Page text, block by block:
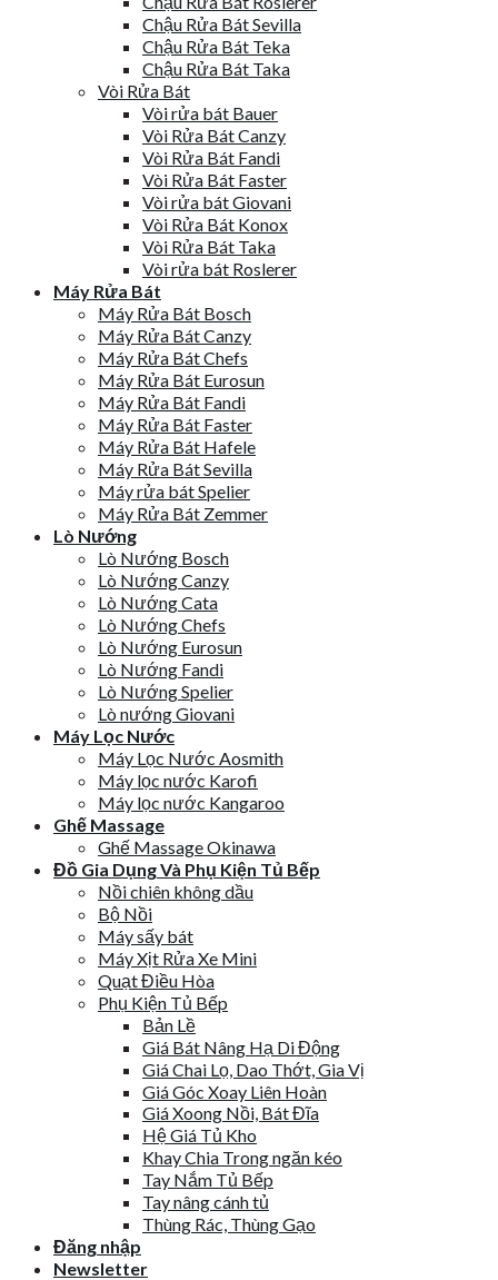
Chậu Rửa Bát Sevilla
Chậu Rửa Bát Teka
Chậu Rửa Bát Taka
Vòi Rửa Bát
Vòi rửa bát Bauer
Vòi Rửa Bát Canzy
Vòi Rửa Bát Fandi
Vòi Rửa Bát Faster
Vòi rửa bát Giovani
Vòi Rửa Bát Konox
Vòi Rửa Bát Taka
Vòi rửa bát Roslerer
Máy Rửa Bát
Máy Rửa Bát Bosch
Máy Rửa Bát Canzy
Máy Rửa Bát Chefs
Máy Rửa Bát Eurosun
Máy Rửa Bát Fandi
Máy Rửa Bát Faster
Máy Rửa Bát Hafele
Máy Rửa Bát Sevilla
Máy rửa bát Spelier
Máy Rửa Bát Zemmer
Lò Nướng
Lò Nướng Bosch
Lò Nướng Canzy
Lò Nướng Cata
Lò Nướng Chefs
Lò Nướng Eurosun
Lò Nướng Fandi
Lò Nướng Spelier
Lò nướng Giovani
Máy Lọc Nước
Máy Lọc Nước Aosmith
Máy lọc nước Karofi
Máy lọc nước Kangaroo
Ghế Massage
Ghế Massage Okinawa
Đồ Gia Dụng Và Phụ Kiện Tủ Bếp
Nồi chiên không dầu
Bộ Nồi
Máy sấy bát
Máy Xịt Rửa Xe Mini
Quạt Điều Hòa
Phụ Kiện Tủ Bếp
Bản Lề
Giá Bát Nâng Hạ Di Động
Giá Chai Lọ, Dao Thớt, Gia Vị
Giá Góc Xoay Liên Hoàn
Giá Xoong Nồi, Bát Đĩa
Hệ Giá Tủ Kho
Khay Chia Trong ngăn kéo
Tay Nắm Tủ Bếp
Tay nâng cánh tủ
Thùng Rác, Thùng Gạo
Đăng nhập
Newsletter